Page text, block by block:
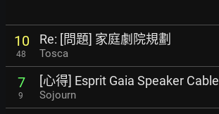
10
48
Re: [問題] 家庭劇院規劃
Tosca
7
9
[心得] Esprit Gaia Speaker Cable
Sojourn